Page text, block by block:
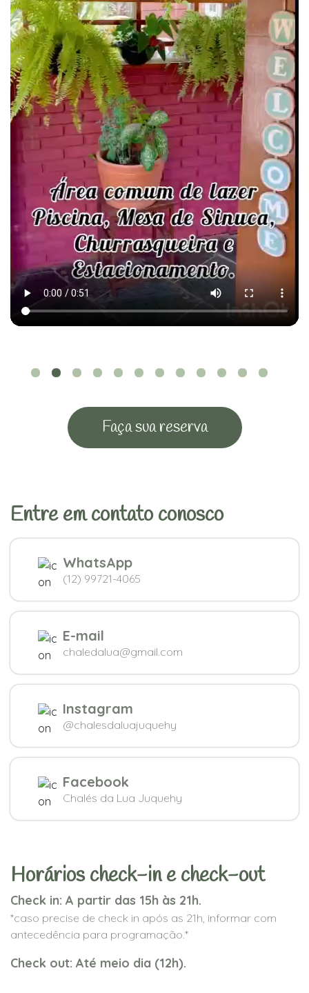
Faça sua reserva
Entre em contato conosco
WhatsApp
(12) 99721-4065
E-mail
chaledalua@gmail.com
Instagram
@chalesdaluajuquehy
Facebook
Chalés da Lua Juquehy
Horários check-in e check-out
Check in: A partir das 15h às 21h.
*caso precise de check in após as 21h, informar com
antecedência para programação.*
Check out: Até meio dia (12h).